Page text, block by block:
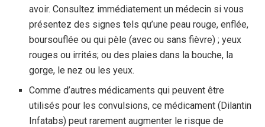
avoir. Consultez immédiatement un médecin si vous
présentez des signes tels qu’une peau rouge, enflée,
boursouflée ou qui pèle (avec ou sans fièvre) ; yeux
rouges ou irrités; ou des plaies dans la bouche, la
gorge, le nez ou les yeux.
Comme d’autres médicaments qui peuvent être
utilisés pour les convulsions, ce médicament (Dilantin
Infatabs) peut rarement augmenter le risque de